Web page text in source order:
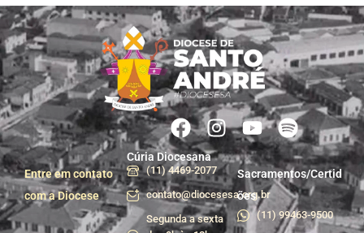
Entre em contato
com a Diocese
Cúria Diocesana
(11) 4469-2077
contato@diocesesa.org.br
Segunda a sexta
Sacramentos/Certid
ões
(11) 99463-9500